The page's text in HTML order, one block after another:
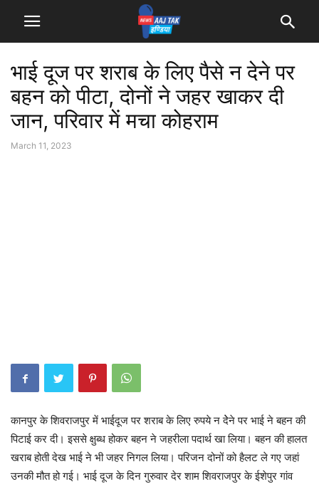
भाई दूज पर शराब के लिए पैसे न देने पर
बहन को पीटा, दोनों ने जहर खाकर दी
जान, परिवार में मचा कोहराम
March 11, 2023
कानपुर के शिवराजपुर में भाईदूज पर शराब के लिए रुपये न देेने पर भाई ने बहन की
पिटाई कर दी। इससे क्षुब्ध होकर बहन ने जहरीला पदार्थ खा लिया। बहन की हालत
खराब होती देख भाई ने भी जहर निगल लिया। परिजन दोनों को हैलट ले गए जहां
उनकी मौत हो गई। भाई दूज के दिन गुरुवार देर शाम शिवराजपुर के ईशेपुर गांव